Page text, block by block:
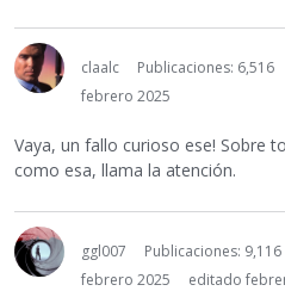
claalc
Publicaciones: 6,516
febrero 2025
Vaya, un fallo curioso ese! Sobre
como esa, llama la atención.
ggl007
Publicaciones: 9,116
febrero 2025
editado